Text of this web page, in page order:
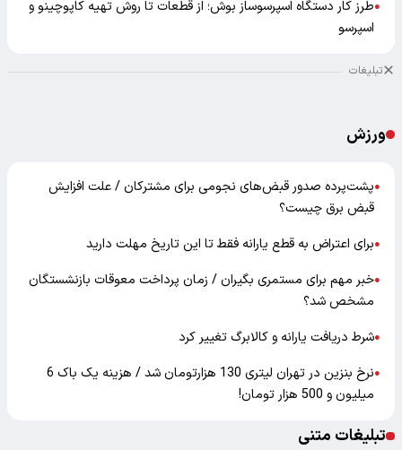
●طرز کار دستگاه اسپرسوساز بوش؛ از قطعات تا روش تهیه کاپوچینو و
اسپرسو
تبلیغات
ورزش
●پشت‌پرده صدور قبض‌های نجومی برای مشترکان / علت افزایش
قبض برق چیست؟
●برای اعتراض به قطع یارانه فقط تا این تاریخ مهلت دارید
●خبر مهم برای مستمری بگیران / زمان پرداخت معوقات بازنشستگان
مشخص شد؟
●شرط دریافت یارانه و کالابرگ تغییر کرد
●
نرخ بنزین در تهران لیتری 130 هزارتومان شد / هزینه یک باک 6
میلیون و 500 هزار تومان!
تبلیغات متنی